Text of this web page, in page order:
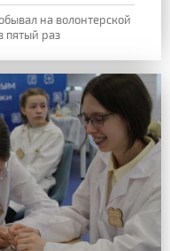
на волонтерской
пятый раз